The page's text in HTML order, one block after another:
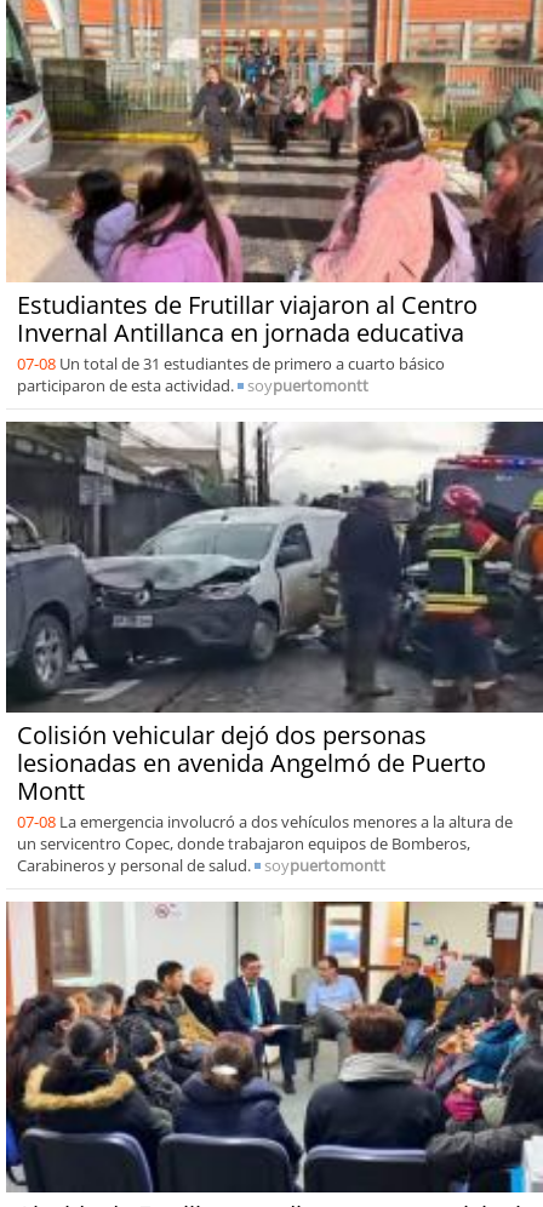
Estudiantes de Frutillar viajaron al Centro
Invernal Antillanca en jornada educativa
07-08 Un total de 31 estudiantes de primero a cuarto básico
participaron de esta actividad.
soypuertomontt
Colisión vehicular dejó dos personas
lesionadas en avenida Angelmó de Puerto
Montt
07-08 La emergencia involucró a dos vehículos menores a la altura de
un servicentro Copec, donde trabajaron equipos de Bomberos,
Carabineros y personal de salud.
soypuertomontt